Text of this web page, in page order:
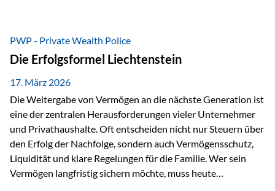
strukturierte, langfristige Vermögensübertragung, ohne die
Kontrolle vollständig aus der Hand zu geben. Die Lösung:
Abschmelzung mit Vetorecht Die Umsetzung erfolgt über die
Private Wealth Police…
PWP - Private Wealth Police
Die Erfolgsformel Liechtenstein
17. März 2026
Die Weitergabe von Vermögen an die nächste Generation ist
eine der zentralen Herausforderungen vieler Unternehmer
und Privathaushalte. Oft entscheiden nicht nur Steuern über
den Erfolg der Nachfolge, sondern auch Vermögensschutz,
Liquidität und klare Regelungen für die Familie. Wer sein
Vermögen langfristig sichern möchte, muss heute